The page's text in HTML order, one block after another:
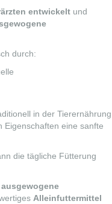
entwickelt und
durch:
in der Tierernährung
Eigenschaften eine sanfte
die tägliche Fütterung
ausgewogene
Alleinfuttermittel